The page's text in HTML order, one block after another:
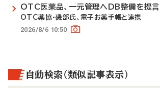
OTC医薬品、一元管理へDB整備を提言
OTC薬協・磯部氏、電子お薬手帳と連携
2026/8/6 10:50
自動検索（類似記事表示）